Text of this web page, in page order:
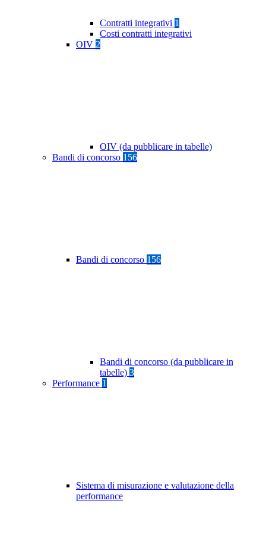
Contratti integrativi 1
Costi contratti integrativi
OIV 2
OIV (da pubblicare in tabelle)
Bandi di concorso 156
Bandi di concorso 156
Bandi di concorso (da pubblicare in
tabelle) 3
Performance 1
Sistema di misurazione e valutazione della
performance